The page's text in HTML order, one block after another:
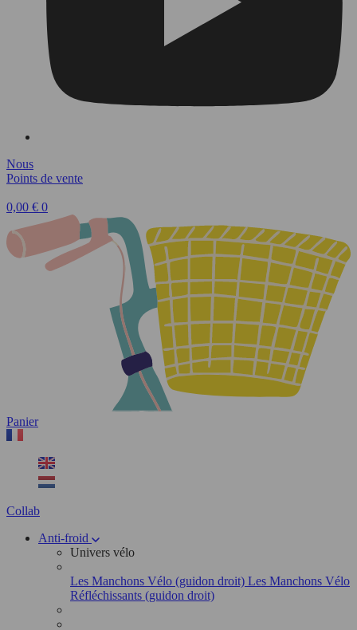
Nous
Points de vente
0,00 € 0
Panier
Collab
Anti-froid
Univers vélo
Les Manchons Vélo (guidon droit) Les Manchons Vélo
Réfléchissants (guidon droit)